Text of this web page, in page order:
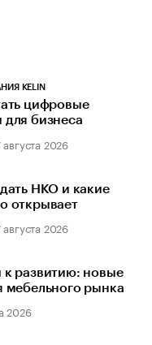
KELIN
цифровые
бизнеса
августа 2026
НКО и какие
открывает
августа 2026
к развитию: новые
мебельного рынка
2026